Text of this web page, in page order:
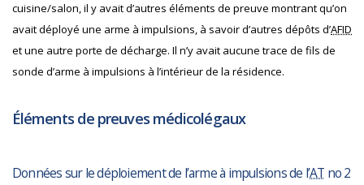
cuisine/salon, il y avait d’autres éléments de preuve montrant qu’on
avait déployé une arme à impulsions, à savoir d’autres dépôts d’AFID
et une autre porte de décharge. Il n’y avait aucune trace de fils de
sonde d’arme à impulsions à l’intérieur de la résidence.
Éléments de preuves médicolégaux
Données sur le déploiement de l’arme à impulsions de l’AT no 2